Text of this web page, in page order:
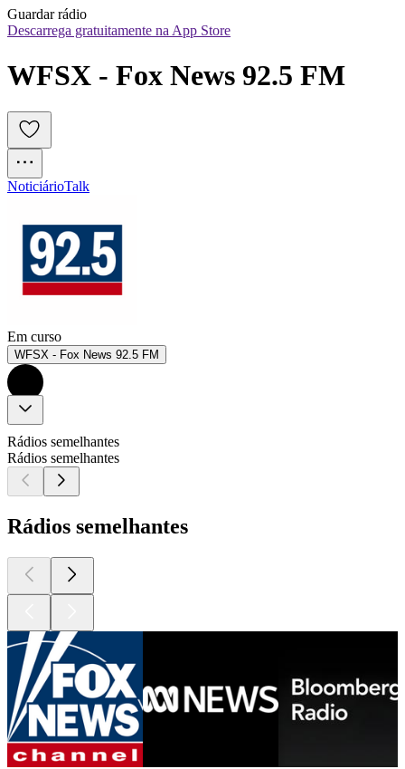
Guardar rádio
Descarrega gratuitamente na App Store
WFSX - Fox News 92.5 FM
NoticiárioTalk
Em curso
WFSX - Fox News 92.5 FM
Rádios semelhantes
Rádios semelhantes
Rádios semelhantes